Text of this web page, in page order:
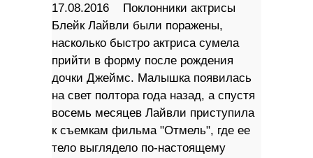
17.08.2016 Поклонники актрисы
Блейк Лайвли были поражены,
насколько быстро актриса сумела
прийти в форму после рождения
дочки Джеймс. Малышка появилась
на свет полтора года назад, а спустя
восемь месяцев Лайвли приступила
к съемкам фильма "Отмель", где ее
тело выглядело по-настоящему